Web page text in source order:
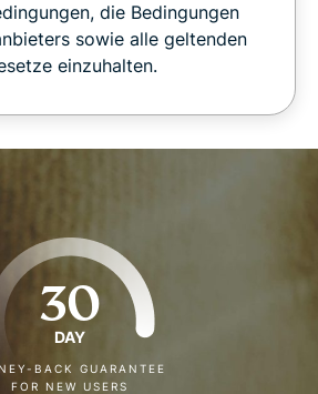
die Bedingungen
sowie alle geltenden
einzuhalten.
30
DAY
BACK GUARANTEE
FOR NEW USERS